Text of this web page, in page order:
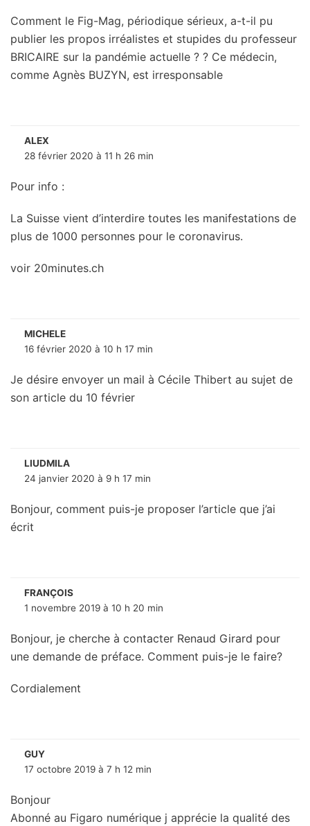
Comment le Fig-Mag, périodique sérieux, a-t-il pu
publier les propos irréalistes et stupides du professeur
BRICAIRE sur la pandémie actuelle ? ? Ce médecin,
comme Agnès BUZYN, est irresponsable
ALEX
28 février 2020 à 11 h 26 min
Pour info :
La Suisse vient d’interdire toutes les manifestations de
plus de 1000 personnes pour le coronavirus.
voir 20minutes.ch
MICHELE
16 février 2020 à 10 h 17 min
Je désire envoyer un mail à Cécile Thibert au sujet de
son article du 10 février
LIUDMILA
24 janvier 2020 à 9 h 17 min
Bonjour, comment puis-je proposer l’article que j’ai
écrit
FRANÇOIS
1 novembre 2019 à 10 h 20 min
Bonjour, je cherche à contacter Renaud Girard pour
une demande de préface. Comment puis-je le faire?
Cordialement
GUY
17 octobre 2019 à 7 h 12 min
Bonjour
Abonné au Figaro numérique j apprécie la qualité des